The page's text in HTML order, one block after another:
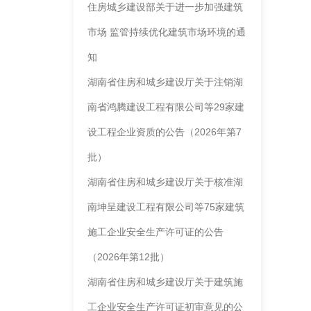
住房城乡建设部关于进一步加强建筑
市场 监管持续优化建筑市场环境的通
知
湖南省住房和城乡建设厅关于注销湖
南省鸿腾建设工程有限公司等29家建
设工程企业资质的公告（2026年第7
批）
湖南省住房和城乡建设厅关于核准湖
南坤呈建设工程有限公司等75家建筑
施工企业安全生产许可证的公告
（2026年第12批）
湖南省住房和城乡建设厅关于建筑施
工企业安全生产许可证初审意见的公